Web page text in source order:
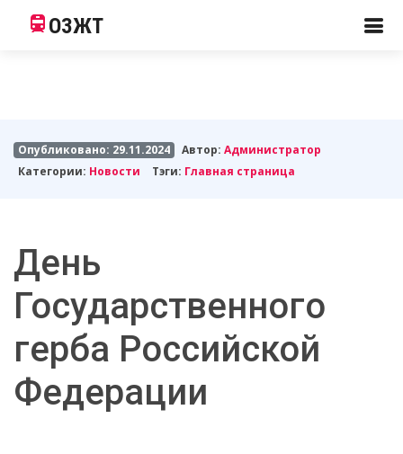
ОЗЖТ
Опубликовано: 29.11.2024 Автор:Администратор
Категории: Новости Тэги: Главная страница
День
Государственного
герба Российской
Федерации